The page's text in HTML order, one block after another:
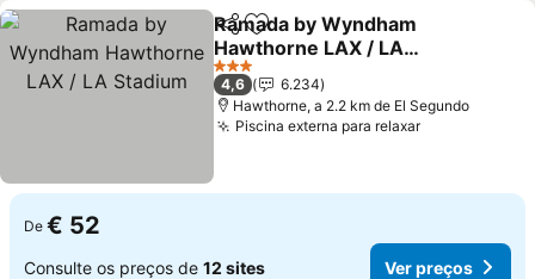
PartilharAdicionar aos favoritos
Ramada by Wyndham
Hawthorne LAX / LA
Stadium
3 Estrelas
4,6
6.234
Hawthorne, a 2.2 km de El Segundo
Piscina externa para relaxar
De € 52
Consulte os preços de 12 sites Ver preços